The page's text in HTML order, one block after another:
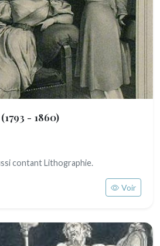
(1793 - 1860)
contant Lithographie.
Voir